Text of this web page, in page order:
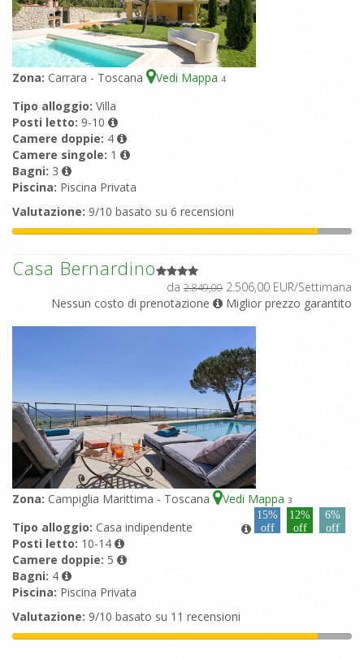
Zona: Carrara - Toscana Vedi Mappa 4
Tipo alloggio: Villa
Posti letto: 9-10
Camere doppie: 4
Camere singole: 1
Bagni: 3
Piscina: Piscina Privata
Valutazione: 9/10 basato su 6 recensioni
Casa Bernardino
da 2.849,00 2.506,00 EUR/Settimana
Nessun costo di prenotazione
Miglior prezzo garantito
Zona: Campiglia Marittima - Toscana Vedi Mappa 3
15%
off
12%
off
6%
off
Tipo alloggio: Casa indipendente
Posti letto: 10-14
Camere doppie: 5
Bagni: 4
Piscina: Piscina Privata
Valutazione: 9/10 basato su 11 recensioni